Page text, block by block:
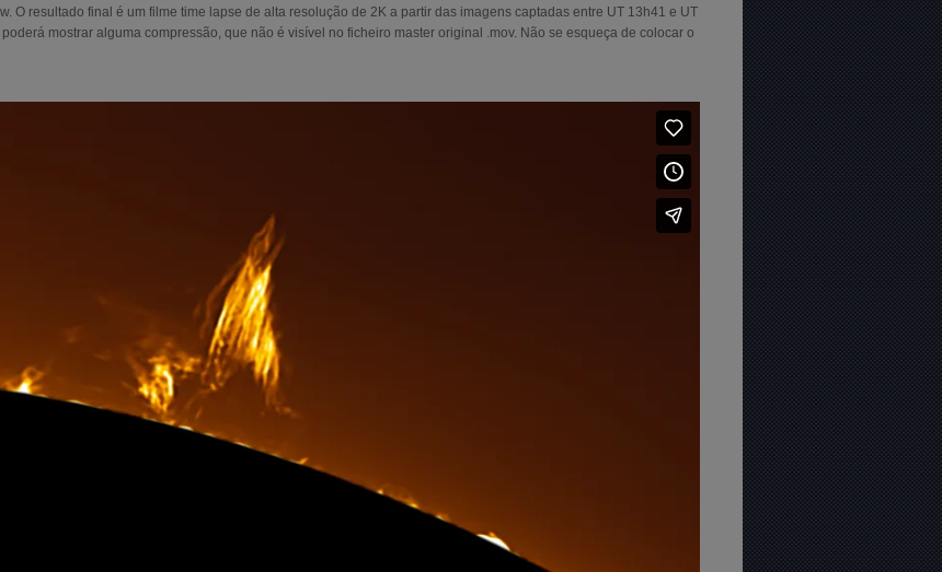
O resultado final é um filme time lapse de alta resolução de 2K a partir das imagens captadas entre UT 13h41 e UT
mostrar alguma compressão, que não é visível no ficheiro master original .mov. Não se esqueça de colocar o